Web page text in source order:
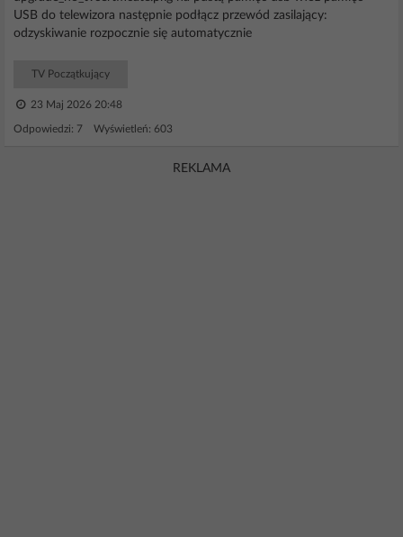
USB do telewizora następnie podłącz przewód zasilający:
odzyskiwanie rozpocznie się automatycznie
TV Początkujący
23 Maj 2026 20:48
Odpowiedzi: 7 Wyświetleń: 603
REKLAMA